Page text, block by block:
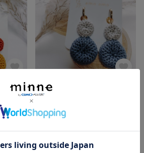
雪だるまのような。。まるまるイヤリング